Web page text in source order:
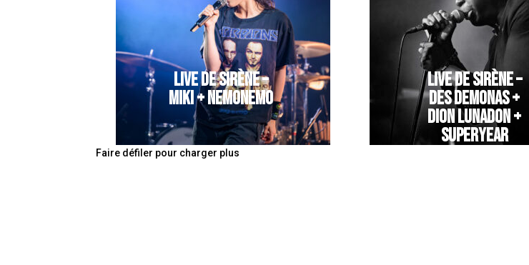
LIVE DE SIRÈNE –
MIKI + NEMONEMO
LIVE DE SIRÈNE –
DES DEMONAS +
DION LUNADON +
SUPERYEAR
Faire défiler pour charger plus